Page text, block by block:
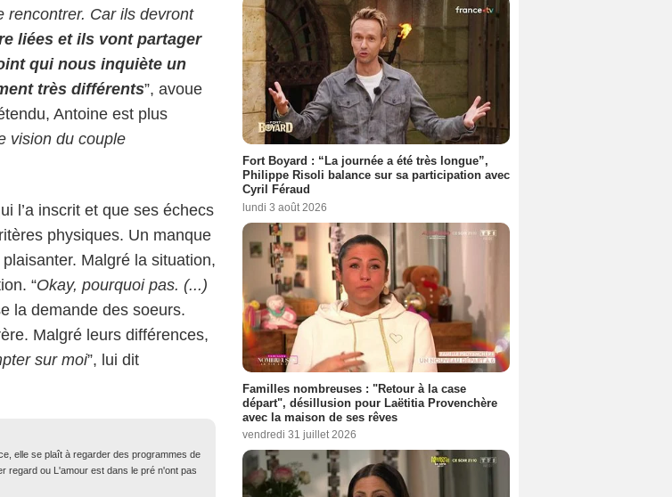
rencontrer. Car ils devront
liées et ils vont partager
qui nous inquiète un
très différents”, avoue
Antoine est plus
vision du couple
l’a inscrit et que ses échecs
physiques. Un manque
Malgré la situation,
“Okay, pourquoi pas. (...)
la demande des soeurs.
Malgré leurs différences,
sur moi”, lui dit
elle se plaît à regarder des programmes de
regard ou L'amour est dans le pré n'ont pas
Fort Boyard : “La journée a été très longue”,
Philippe Risoli balance sur sa participation avec
Cyril Féraud
lundi 3 août 2026
Familles nombreuses : "Retour à la case
départ", désillusion pour Laëtitia Provenchère
avec la maison de ses rêves
vendredi 31 juillet 2026